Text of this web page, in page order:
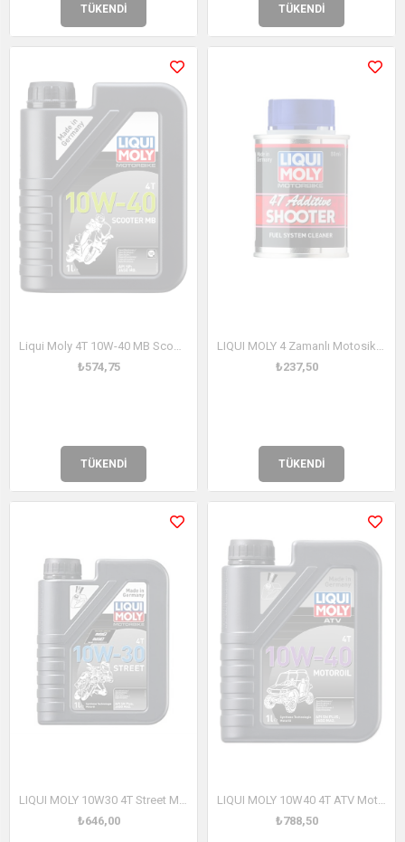
TÜKENDI TÜKENDI
TÜKENDI
₺574,75
TÜKENDI
₺237,50
LIQUI MOLY 10W30 4T Street Motosiklet Motor Yağı 1 Litre (2526)
₺646,00
LIQUI MOLY 10W40 4T ATV Motor Yağı 1 Litre (3013)
₺788,50